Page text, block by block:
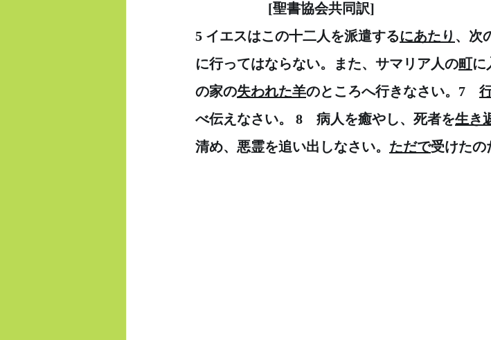
[聖書協会共同訳]
5 イエスはこの十二人を派遣するにあたり 、次
に行ってはならない。また、サマリア人の町に
の家の失われた羊のところへ行きなさい。7
べ伝えなさい。 8　病人を癒やし、死者を生き
清め、悪霊を追い出しなさい。 ただで受けたの